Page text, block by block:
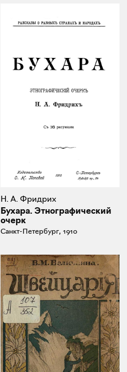
Н. А. Фридрих
Бухара. Этнографический
очерк
Санкт-Петербург, 1910